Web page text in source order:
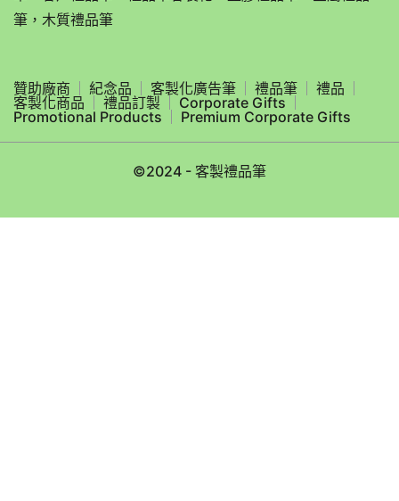
筆，木質禮品筆
贊助廠商 紀念品 客製化廣告筆 禮品筆
禮品
客製化商品
禮品訂製
Corporate Gifts
Promotional Products
Premium Corporate Gifts
©2024 - 客製禮品筆